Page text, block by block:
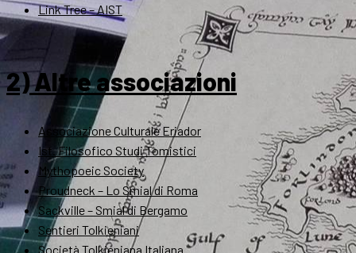
Link Tree – AIST
2) Altre associazioni
Associazione Culturale Eriador
Ist. Filosofico Studi Tomistici
Mythopoeic Society
Proudneck – Lo Smial di Roma
Sackville – Smial di Bergamo
Sentieri Tolkieniani
Società Tolkieniana Italiana